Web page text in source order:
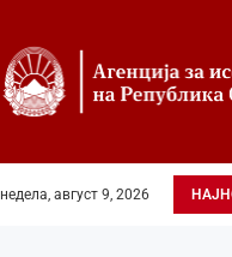
недела, август 9, 2026